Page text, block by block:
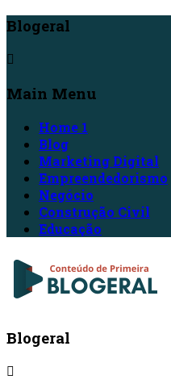
Blogeral
Main Menu
Home 1
Blog
Marketing Digital
Empreendedorismo
Negócio
Construção Civil
Educação
Blogeral